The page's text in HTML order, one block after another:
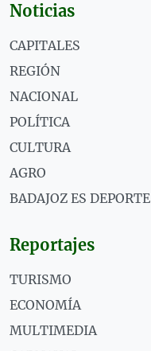
Noticias
CAPITALES
REGIÓN
NACIONAL
POLÍTICA
CULTURA
AGRO
BADAJOZ ES DEPORTE
Reportajes
TURISMO
ECONOMÍA
MULTIMEDIA